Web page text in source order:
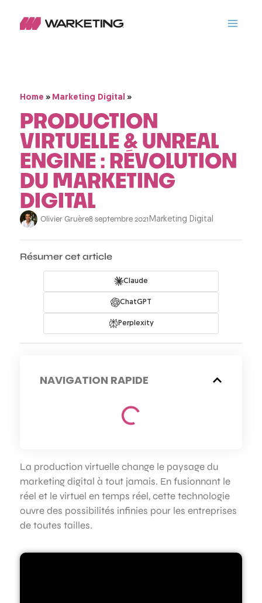
Home » Marketing Digital »
PRODUCTION
VIRTUELLE & UNREAL
ENGINE : RÉVOLUTION
DU MARKETING
DIGITAL
Olivier Gruère8 septembre 2021 Marketing Digital
Résumer cet article
Claude
ChatGPT
Perplexity
NAVIGATION RAPIDE
La production virtuelle change le paysage du
marketing digital à tout jamais. En fusionnant le
réel et le virtuel en temps réel, cette technologie
ouvre des possibilités infinies pour les entreprises
de toutes tailles.